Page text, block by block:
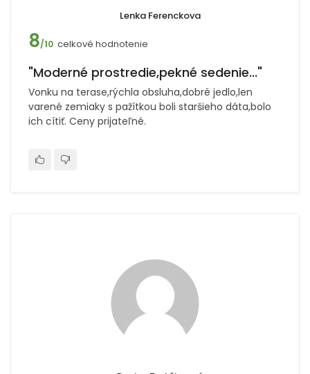
Lenka Ferenckova
8/10 celkové hodnotenie
"Moderné prostredie,pekné sedenie..."
Vonku na terase,rýchla obsluha,dobré jedlo,len
varené zemiaky s pažítkou boli staršieho dáta,bolo
ich cítiť. Ceny prijateľné.